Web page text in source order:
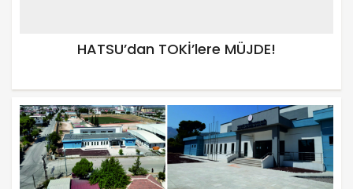
HATSU’dan TOKİ’lere MÜJDE!